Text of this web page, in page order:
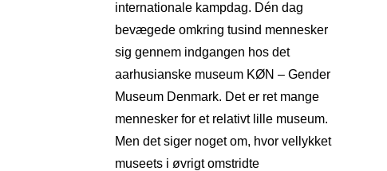
internationale kampdag. Dén dag
bevægede omkring tusind mennesker
sig gennem indgangen hos det
aarhusianske museum KØN – Gender
Museum Denmark. Det er ret mange
mennesker for et relativt lille museum.
Men det siger noget om, hvor vellykket
museets i øvrigt omstridte